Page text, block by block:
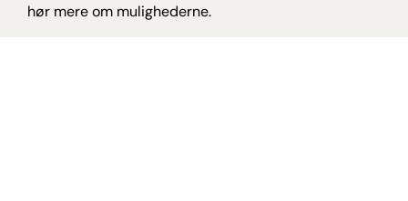
hør mere om mulighederne.